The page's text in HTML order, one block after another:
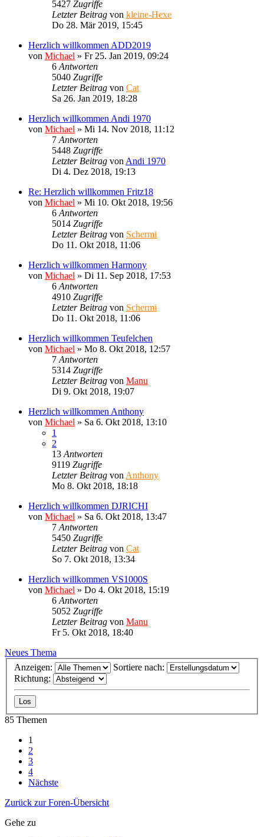
5427 Zugriffe
Letzter Beitrag von kleine-Hexe
Do 28. Mär 2019, 15:45
Herzlich willkommen ADD2019
von Michael » Fr 25. Jan 2019, 09:24
6 Antworten
5040 Zugriffe
Letzter Beitrag von Cat
Sa 26. Jan 2019, 18:28
Herzlich willkommen Andi 1970
von Michael » Mi 14. Nov 2018, 11:12
7 Antworten
5448 Zugriffe
Letzter Beitrag von Andi 1970
Di 4. Dez 2018, 19:13
Re: Herzlich willkommen Fritz18
von Michael » Mi 10. Okt 2018, 19:56
6 Antworten
5014 Zugriffe
Letzter Beitrag von Schermi
Do 11. Okt 2018, 11:06
Herzlich willkommen Harmony
von Michael » Di 11. Sep 2018, 17:53
6 Antworten
4910 Zugriffe
Letzter Beitrag von Schermi
Do 11. Okt 2018, 11:06
Herzlich willkommen Teufelchen
von Michael » Mo 8. Okt 2018, 12:57
7 Antworten
5314 Zugriffe
Letzter Beitrag von Manu
Di 9. Okt 2018, 19:07
Herzlich willkommen Anthony
von Michael » Sa 6. Okt 2018, 13:10
1
2
13 Antworten
9119 Zugriffe
Letzter Beitrag von Anthony
Mo 8. Okt 2018, 18:18
Herzlich willkommen DJRICHI
von Michael » Sa 6. Okt 2018, 13:47
7 Antworten
5450 Zugriffe
Letzter Beitrag von Cat
So 7. Okt 2018, 13:34
Herzlich willkommen VS1000S
von Michael » Do 4. Okt 2018, 15:19
6 Antworten
5052 Zugriffe
Letzter Beitrag von Manu
Fr 5. Okt 2018, 18:40
Neues Thema
Anzeigen:
Sortiere nach:
Richtung:
85 Themen
1
2
3
4
Nächste
Zurück zur Foren-Übersicht
Gehe zu